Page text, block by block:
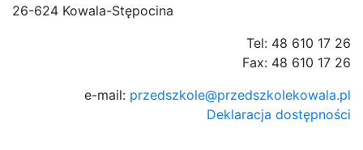
26-624 Kowala-Stępocina
Tel: 48 610 17 26
Fax: 48 610 17 26
e-mail: przedszkole@przedszkolekowala.pl
Deklaracja dostępności